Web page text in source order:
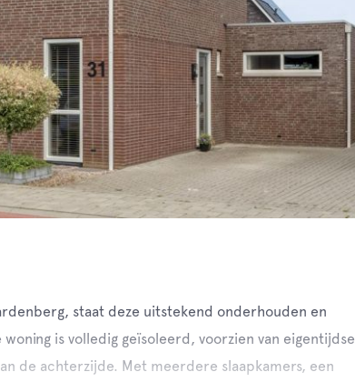
staat deze uitstekend onderhouden en
is volledig geïsoleerd, voorzien van eigentijdse
de achterzijde. Met meerdere slaapkamers, een